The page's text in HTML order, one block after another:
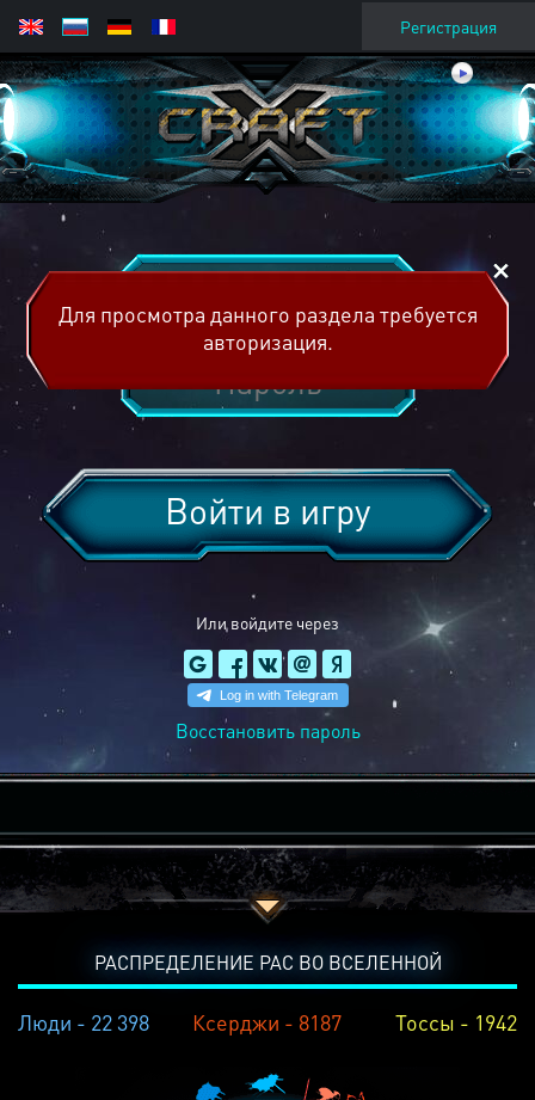
Регистрация
Или войдите через
Войти в игру
Восстановить пароль
Для просмотра данного раздела требуется
авторизация.
РАСПРЕДЕЛЕНИЕ РАС ВО ВСЕЛЕННОЙ
Люди - 22 398 Ксерджи - 8187 Тоссы - 1942